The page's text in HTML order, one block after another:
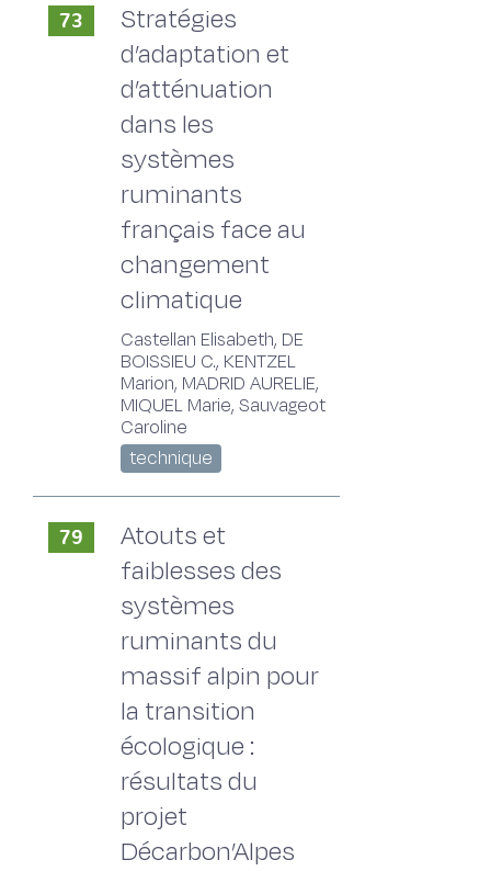
73
Stratégies
d’adaptation et
d’atténuation
dans les
systèmes
ruminants
français face au
changement
climatique
Castellan Elisabeth, DE
BOISSIEU C., KENTZEL
Marion, MADRID AURELIE,
MIQUEL Marie, Sauvageot
Caroline
technique
79
Atouts et
faiblesses des
systèmes
ruminants du
massif alpin pour
la transition
écologique :
résultats du
projet
Décarbon’Alpes